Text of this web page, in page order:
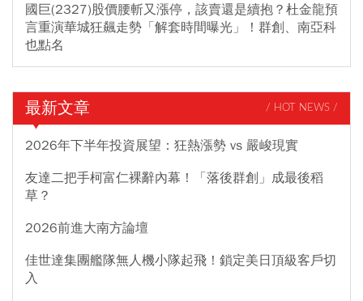
國巨(2327)股價腰斬又漲停，該賣還是續抱？杜金龍預
言重演華城狂飆走勢「解套時間曝光」！群創、南亞科
也點名
最新文章 / HOT NEWS /
2026年下半年投資展望：狂熱漲勢 vs 嚴峻現實
友達二把手柯富仁裸辭內幕！「落後群創」成最後稻
草？
2026前進大南方論壇
佳世達集團艦隊無人機小隊起飛！鎖定美日頂級客戶切
入